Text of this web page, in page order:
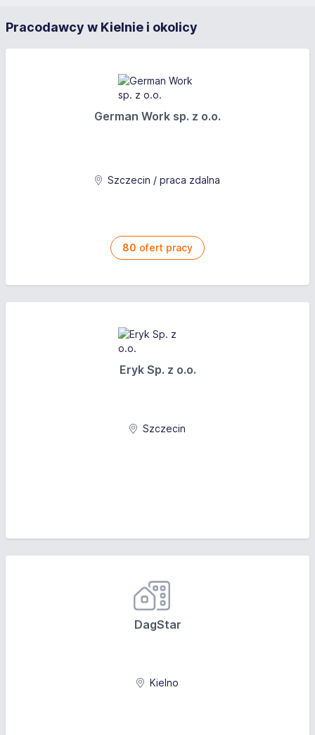
Pracodawcy w Kielnie i okolicy
German Work sp. z o.o.
Szczecin / praca zdalna
80 ofert pracy
Eryk Sp. z o.o.
Szczecin
DagStar
Kielno